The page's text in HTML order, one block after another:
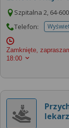
Szpitalna 2, 64-
Telefon:
Zamknięte,
18:00